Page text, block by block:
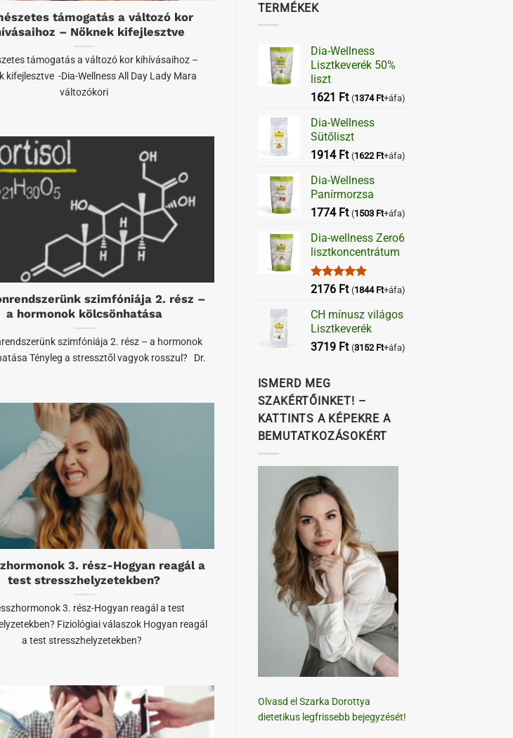
támogatás a változó kor
– Nőknek kifejlesztve
támogatás a változó kor kihívásaihoz –
kifejlesztve -Dia-Wellness All Day Lady Mara
változókori
szimfóniája 2. rész –
a hormonok kölcsönhatása
szimfóniája 2. rész – a hormonok
Tényleg a stressztől vagyok rosszul? Dr.
3. rész-Hogyan reagál a
test stresszhelyzetekben?
3. rész-Hogyan reagál a test
Fiziológiai válaszok Hogyan reagál
a test stresszhelyzetekben?
TERMÉKEK
Dia-Wellness
Lisztkeverék 50%
liszt
1621 Ft (1374 Ft+áfa)
Dia-Wellness
Sütőliszt
1914 Ft (1622 Ft+áfa)
Dia-Wellness
Panírmorzsa
1774 Ft (1503 Ft+áfa)
Dia-wellness Zero6
lisztkoncentrátum
Értékelés:
2176 Ft (1844 Ft+áfa)
CH mínusz világos
Lisztkeverék
3719 Ft (3152 Ft+áfa)
ISMERD MEG
SZAKÉRTŐINKET! –
KATTINTS A KÉPEKRE A
BEMUTATKOZÁSOKÉRT
Olvasd el Szarka Dorottya
dietetikus legfrissebb bejegyzését!